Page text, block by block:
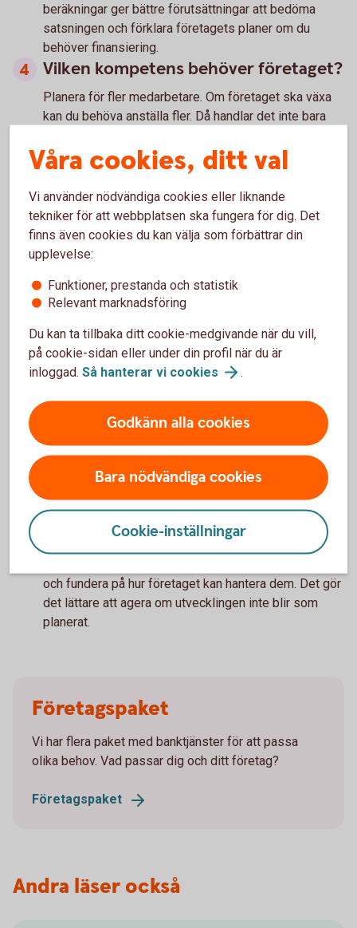
beräkningar ger bättre förutsättningar att bedöma
satsningen och förklara företagets planer om du
behöver finansiering.
Vilken kompetens behöver företaget?
Planera för fler medarbetare. Om företaget ska växa
kan du behöva anställa fler. Då handlar det inte bara
förutsättningar för medarbetarna att vilja stanna.
påverkas när ni blir fler. Det som fungerade när
företaget var litet kan behöva utvecklas när
verksamheten växer.
Vad behöver du själv släppa eller
delegera?
involverad i alla delar av verksamheten.
Fundera därför på vilka uppgifter du behöver fortsätta
frigöra tid till de frågor där du gör störst skillnad för
företagets fortsatta utveckling.
Vilka risker kan tillväxten innebära?
Tillväxt innebär möjligheter, men kan också föra med
sig nya risker. Det kan handla om ökade kostnader,
större personalansvar eller ett ökat beroende av
leverantörer och andra samarbetspartner.
och fundera på hur företaget kan hantera dem. Det gör
det lättare att agera om utvecklingen inte blir som
planerat.
Företagspaket
Vi har flera paket med banktjänster för att passa
olika behov. Vad passar dig och ditt företag?
Företagspaket
Andra läser också
Våra cookies, ditt val
Vi använder nödvändiga cookies eller liknande
tekniker för att webbplatsen ska fungera för dig. Det
finns även cookies du kan välja som förbättrar din
upplevelse:
Funktioner, prestanda och statistik
Relevant marknadsföring
Du kan ta tillbaka ditt cookie-medgivande när du vill,
på cookie-sidan eller under din profil när du är
inloggad. Så hanterar vi cookies .
Godkänn alla cookies
Bara nödvändiga cookies
Cookie-inställningar